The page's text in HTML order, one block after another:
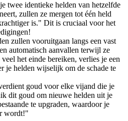
twee identieke helden van hetzelfde
zullen ze mergen tot één held
is." Dit is cruciaal voor het
zullen vooruitgaan langs een vast
automatisch aanvallen terwijl ze
veel het einde bereiken, verlies je een
je helden wijselijk om de schade te
goud voor elke vijand die je
dit goud om nieuwe helden uit je
te upgraden, waardoor je
wordt!"